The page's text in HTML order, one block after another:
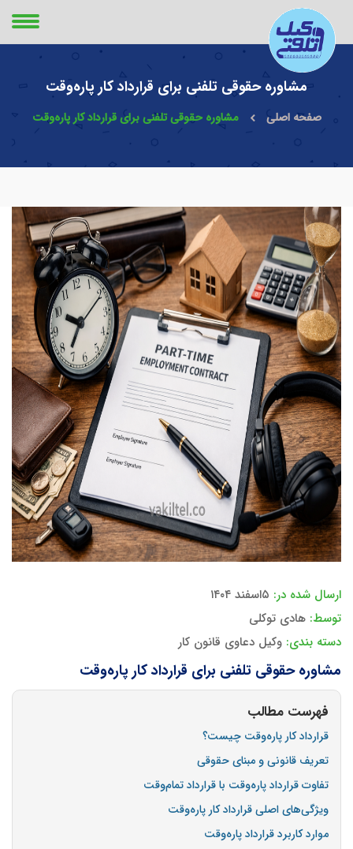
مشاوره حقوقی تلفنی برای قرارداد کار پاره‌وقت
صفحه اصلی مشاوره حقوقی تلفنی برای قرارداد کار پاره‌وقت
ارسال شده در: ۵اسفند ۱۴۰۴
توسط: هادی توکلی
دسته بندی: وکیل دعاوی قانون کار
مشاوره حقوقی تلفنی برای قرارداد کار پاره‌وقت
فهرست مطالب
قرارداد کار پاره‌وقت چیست؟
تعریف قانونی و مبنای حقوقی
تفاوت قرارداد پاره‌وقت با قرارداد تمام‌وقت
ویژگی‌های اصلی قرارداد کار پاره‌وقت
موارد کاربرد قرارداد پاره‌وقت